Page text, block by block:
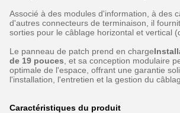
Associé à des modules d'information, à des
d'autres connecteurs de terminaison, il
sorties pour le câblage horizontal et vertical
Le panneau de patch prend en charge
de 19 pouces , et sa conception modulaire
optimale de l'espace, offrant une garantie
l'installation, l'entretien et la gestion du
Caractéristiques du produit